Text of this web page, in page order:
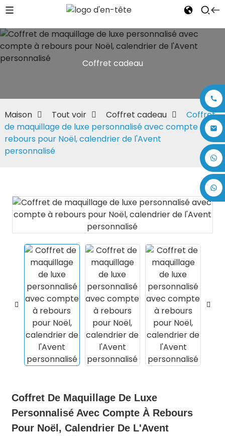
Coffret cadeau
Maison Tout voir Coffret cadeau
Coffret
de maquillage de luxe personnalisé avec compte à
rebours pour Noël, calendrier de l'Avent
personnalisé
Coffret De Maquillage De Luxe
Personnalisé Avec Compte À Rebours
Pour Noël, Calendrier De L'Avent